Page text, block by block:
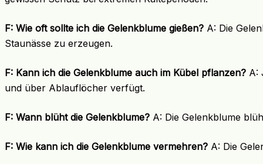
F: Wie oft sollte ich die Gelenkblume gießen? A: Die
Staunässe zu erzeugen.
F: Kann ich die Gelenkblume auch im Kübel pflanzen? A:
und über Ablauflöcher verfügt.
F: Wann blüht die Gelenkblume? A: Die Gelenkblume
F: Wie kann ich die Gelenkblume vermehren? A: Die